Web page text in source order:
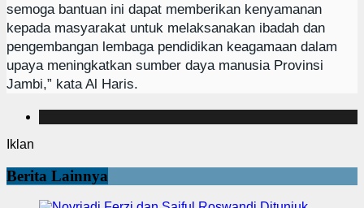
semoga bantuan ini dapat memberikan kenyamanan
kepada masyarakat untuk melaksanakan ibadah dan
pengembangan lembaga pendidikan keagamaan dalam
upaya meningkatkan sumber daya manusia Provinsi
Jambi,” kata Al Haris.
Iklan
Berita Lainnya